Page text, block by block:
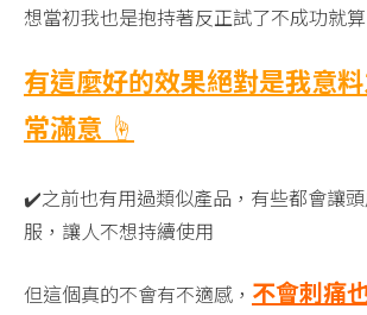
想當初我也是抱持著反正試了不成功就
有這麼好的效果絕對是我意
常滿意 ☝️
✔️之前也有用過類似產品，有些都會讓
服，讓人不想持續使用
但這個真的不會有不適感， 不會刺痛